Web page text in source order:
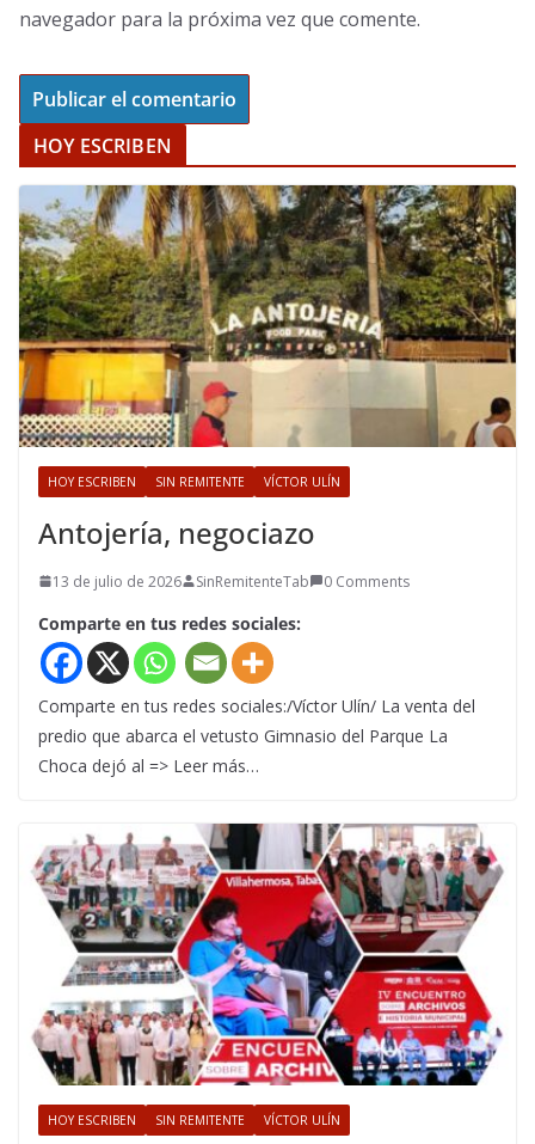
navegador para la próxima vez que comente.
HOY ESCRIBEN
HOY ESCRIBEN SIN REMITENTE VÍCTOR ULÍN
Antojería, negociazo
13 de julio de 2026 SinRemitenteTab 0 Comments
Comparte en tus redes sociales:
Comparte en tus redes sociales:/Víctor Ulín/ La venta del
predio que abarca el vetusto Gimnasio del Parque La
Choca dejó al => Leer más…
HOY ESCRIBEN SIN REMITENTE VÍCTOR ULÍN